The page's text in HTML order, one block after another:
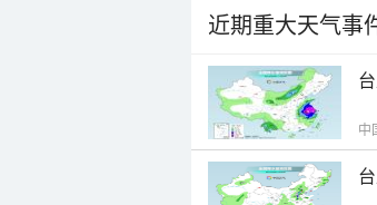
近期重大天气事
中